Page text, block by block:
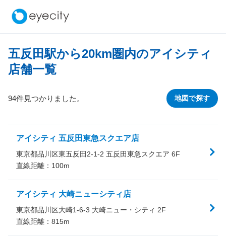
五反田駅から20km圏内のアイシティ
店舗一覧
地図で探す
94件見つかりました。
アイシティ 五反田東急スクエア店
東京都品川区東五反田2-1-2 五反田東急スクエア 6F
直線距離： 100m
アイシティ 大崎ニューシティ店
東京都品川区大崎1-6-3 大崎ニュー・シティ 2F
直線距離： 815m